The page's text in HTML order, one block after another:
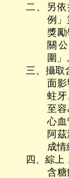
二、另
例」
獎
關
圍」
三、攝取
面影
蛀牙
至容
心血
阿
成情
四、綜上
含糖